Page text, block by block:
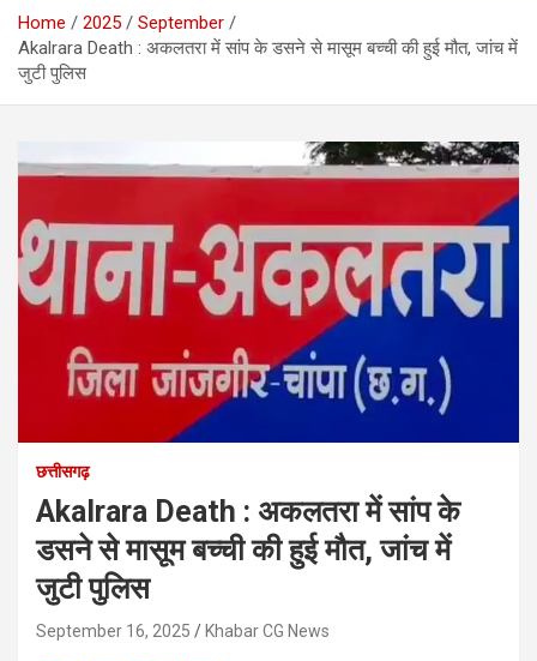
Home 2025
September
Akalrara Death : अकलतरा में सांप के डसने से मासूम बच्ची की हुई मौत, जांच में
जुटी पुलिस
छत्तीसगढ़
Akalrara Death : अकलतरा में सांप के
डसने से मासूम बच्ची की हुई मौत, जांच में
जुटी पुलिस
September 16, 2025 Khabar CG News